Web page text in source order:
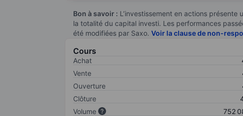
Bon à savoir : L’investissement en actions
la totalité du capital investi. Les performances
été modifiées par Saxo. Voir la clause de non-
Cours
Achat
Vente
Ouverture
Clôture
Volume
752